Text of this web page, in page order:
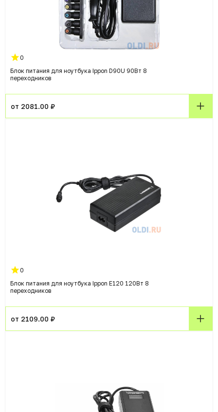
0
Блок питания для ноутбука Ippon D90U 90Вт 8
переходников
от 2081.00 ₽
0
Блок питания для ноутбука Ippon E120 120Вт 8
переходников
от 2109.00 ₽